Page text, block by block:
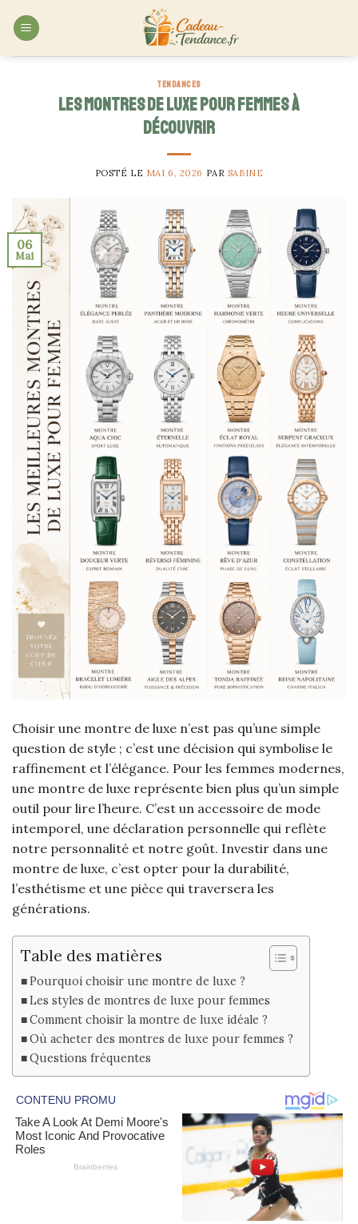
TENDANCES
Les montres de luxe pour femmes à
découvrir
POSTÉ LE MAI 6, 2026 PAR SABINE
06
Mai
Choisir une montre de luxe n’est pas qu’une simple
question de style ; c’est une décision qui symbolise le
raffinement et l’élégance. Pour les femmes modernes,
une montre de luxe représente bien plus qu’un simple
outil pour lire l’heure. C’est un accessoire de mode
intemporel, une déclaration personnelle qui reflète
notre personnalité et notre goût. Investir dans une
montre de luxe, c’est opter pour la durabilité,
l’esthétisme et une pièce qui traversera les
générations.
Table des matières
Pourquoi choisir une montre de luxe ?
Les styles de montres de luxe pour femmes
Comment choisir la montre de luxe idéale ?
Où acheter des montres de luxe pour femmes ?
Questions fréquentes